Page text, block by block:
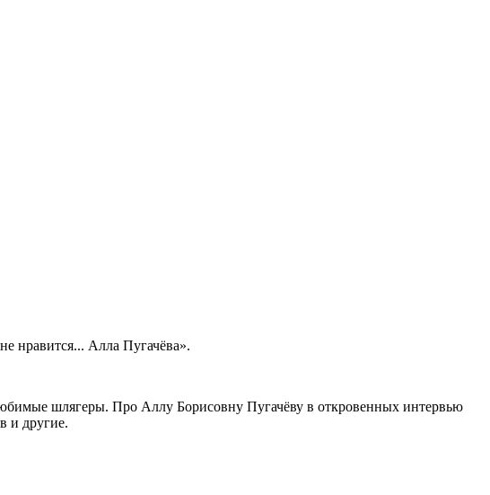
нравится... Алла Пугачёва».
шлягеры. Про Аллу Борисовну Пугачёву в откровенных интервью
и другие.